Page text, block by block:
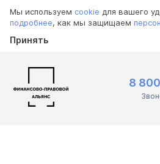
Мы используем cookie для вашего
подробнее, как мы защищаем
Принять
8